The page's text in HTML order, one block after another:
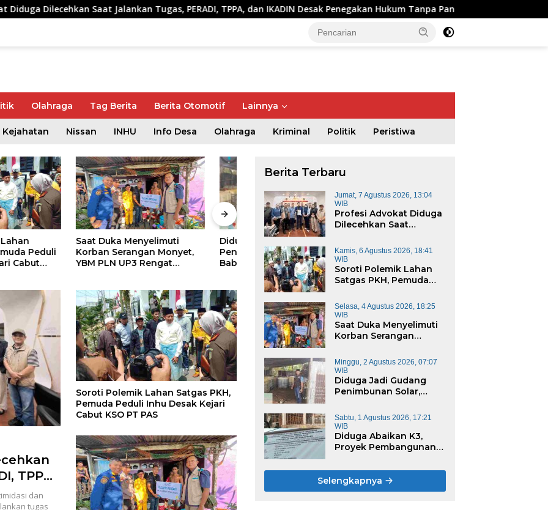
Saat Jalankan Tugas, PERADI, TPPA, dan IKADIN Desak Penegakan Hukum Tanpa Pandang Bulu
Olahraga Tag Berita Berita Otomotif Lainnya
Kejahatan Nissan INHU Info Desa Olahraga Kriminal Politik Peristiwa
Menyelimuti
Monyet,
UP3 Rengat
Diduga Jadi Gudang
Penimbunan Solar, Belasan
Baby Tank Ditemukan di
Pembangunan Gedung
Pengadilan Negeri Bernilai
Rp17 Miliar di Pekanbaru
Jadi Sorotan
Ekspedisi Merah Putih
Presisi, Sasar 17 Desa di
Wilayah 3T
TPPA,
dan
tugas
Soroti Polemik Lahan Satgas PKH,
Pemuda Peduli Inhu Desak Kejari
Cabut KSO PT PAS
Berita Terbaru
Jumat, 7 Agustus 2026, 13:04
WIB
Profesi Advokat Diduga
Dilecehkan Saat
TPPA, dan IKADIN Desak
Penegakan Hukum
Tanpa Pandang Bulu
Kamis, 6 Agustus 2026, 18:41
WIB
Soroti Polemik Lahan
Satgas PKH, Pemuda
Cabut KSO PT PAS
Selasa, 4 Agustus 2026, 18:25
WIB
Saat Duka Menyelimuti
Korban Serangan
Rengat Bersama PW
IWO Riau Ulurkan
Tangan Kemanusiaan
Minggu, 2 Agustus 2026, 07:07
WIB
Diduga Jadi Gudang
Penimbunan Solar,
Ditemukan di Rumah
Warga Kampung
Dagang
Sabtu, 1 Agustus 2026, 17:21
WIB
Diduga Abaikan K3,
Proyek Pembangunan
Negeri Bernilai Rp17
Miliar di Pekanbaru Jadi
Sorotan
Selengkapnya